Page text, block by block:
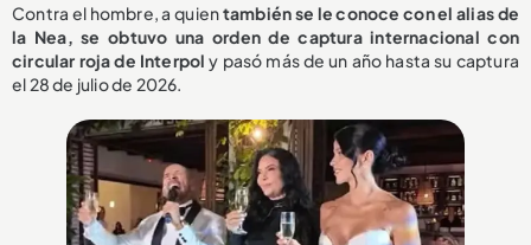
Contra el hombre, a quientambién se le conoce con el alias de
la Nea, se obtuvo una orden de captura internacional con
circular roja de Interpol y pasó más de un año hasta su captura
el 28 de julio de 2026.